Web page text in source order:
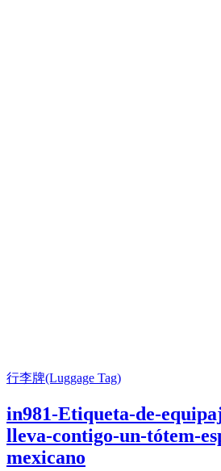
行李牌(Luggage Tag)
in981-Etiqueta-de-
lleva-contigo-un-tótem-
mexicano